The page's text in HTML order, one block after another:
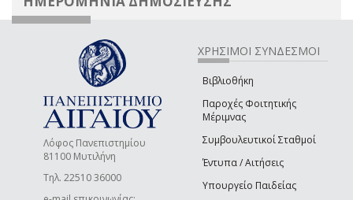
Λόφος Πανεπιστημίου
81100 Μυτιλήνη
Τηλ. 22510 36000
ΧΡΗΣΙΜΟΙ ΣΥΝΔΕΣΜΟΙ
Βιβλιοθήκη
Παροχές Φοιτητικής
Μέριμνας
Συμβουλευτικοί Σταθμοί
Έντυπα / Αιτήσεις
Υπουργείο Παιδείας